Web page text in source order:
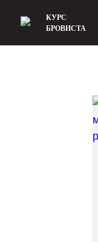
КУРС
БРОВИСТА